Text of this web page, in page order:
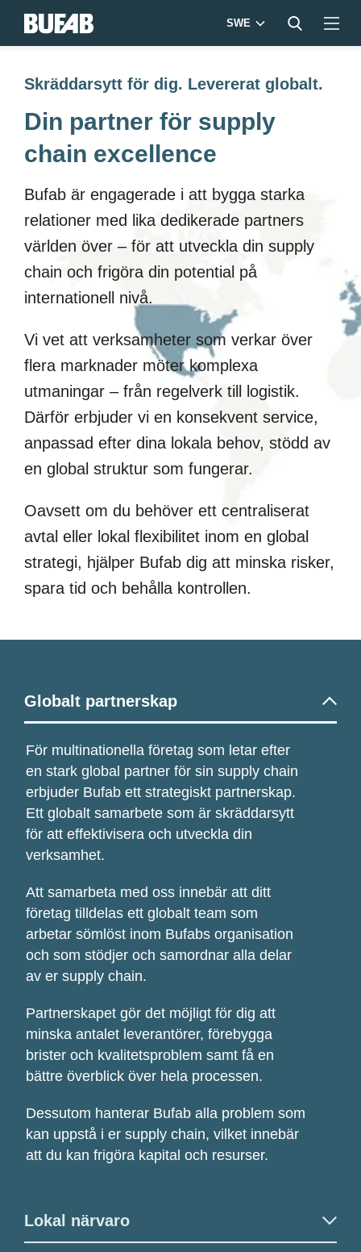
SWE
Skräddarsytt för dig. Levererat globalt.
Din partner för supply
chain excellence
Bufab är engagerade i att bygga starka
relationer med lika dedikerade partners
världen över – för att utveckla din supply
chain och frigöra din potential på
internationell nivå.
Vi vet att verksamheter som verkar över
flera marknader möter komplexa
utmaningar – från regelverk till logistik.
Därför erbjuder vi en konsekvent service,
anpassad efter dina lokala behov, stödd av
en global struktur som fungerar.
Oavsett om du behöver ett centraliserat
avtal eller lokal flexibilitet inom en global
strategi, hjälper Bufab dig att minska risker,
spara tid och behålla kontrollen.
Globalt partnerskap
För multinationella företag som letar efter
en stark global partner för sin supply chain
erbjuder Bufab ett strategiskt partnerskap.
Ett globalt samarbete som är skräddarsytt
för att effektivisera och utveckla din
verksamhet.
Att samarbeta med oss innebär att ditt
företag tilldelas ett globalt team som
arbetar sömlöst inom Bufabs organisation
och som stödjer och samordnar alla delar
av er supply chain.
Partnerskapet gör det möjligt för dig att
minska antalet leverantörer, förebygga
brister och kvalitetsproblem samt få en
bättre överblick över hela processen.
Dessutom hanterar Bufab alla problem som
kan uppstå i er supply chain, vilket innebär
att du kan frigöra kapital och resurser.
Lokal närvaro